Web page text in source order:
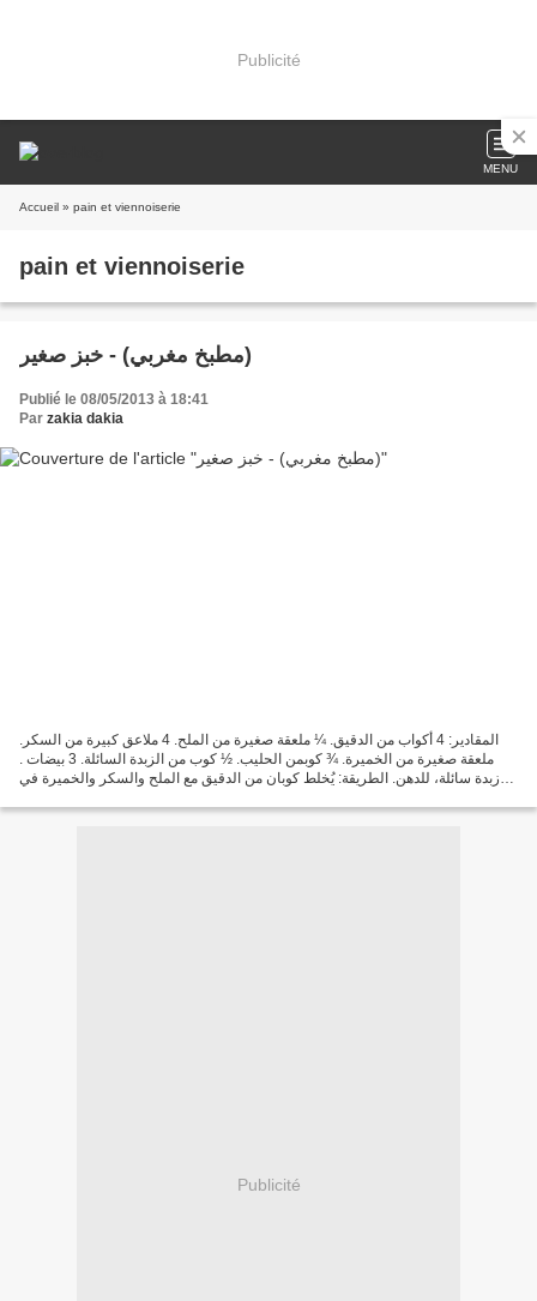
Publicité
MENU
Accueil » pain et viennoiserie
pain et viennoiserie
مطبخ مغربي) - خبز صغير)
Publié le 08/05/2013 à 18:41
Par zakia dakia
المقادير: 4 أكواب من الدقيق. ¼ ملعقة صغيرة من الملح. 4 ملاعق كبيرة من السكر.
ملعقة صغيرة من الخميرة. ¾ كوبمن الحليب. ½ كوب من الزبدة السائلة. 3 بيضات .
زبدة سائلة، للدهن. الطريقة: يُخلط كوبان من الدقيق مع الملح والسكر والخميرة في
Publicité